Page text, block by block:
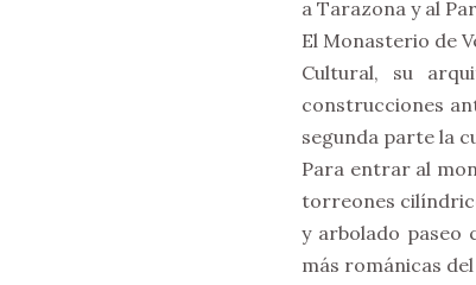
a Tarazona y al
El Monasterio de
Cultural, su
construcciones
segunda parte la
Para entrar al
torreones
y arbolado paseo
más románicas